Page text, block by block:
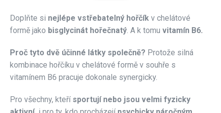
Doplňte si nejlépe vstřebatelný hořčík v chelátové
formě jako bisglycinát hořečnatý. A k tomu vitamín B6.
Proč tyto dvě účinné látky společně? Protože silná
kombinace hořčíku v chelátové formě v souhře s
vitamínem B6 pracuje dokonale synergicky.
Pro všechny, kteřísportují nebo jsou velmi fyzicky